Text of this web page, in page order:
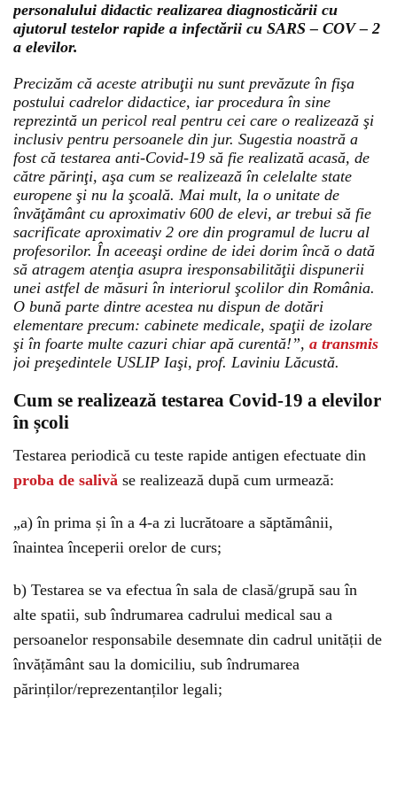
personalului didactic realizarea diagnosticării cu
ajutorul testelor rapide a infectării cu SARS – COV – 2
a elevilor.
Precizăm că aceste atribuţii nu sunt prevăzute în fişa
postului cadrelor didactice, iar procedura în sine
reprezintă un pericol real pentru cei care o realizează şi
inclusiv pentru persoanele din jur. Sugestia noastră a
fost că testarea anti-Covid-19 să fie realizată acasă, de
către părinţi, aşa cum se realizează în celelalte state
europene şi nu la şcoală. Mai mult, la o unitate de
învăţământ cu aproximativ 600 de elevi, ar trebui să fie
sacrificate aproximativ 2 ore din programul de lucru al
profesorilor. În aceeaşi ordine de idei dorim încă o dată
să atragem atenţia asupra iresponsabilităţii dispunerii
unei astfel de măsuri în interiorul şcolilor din România.
O bună parte dintre acestea nu dispun de dotări
elementare precum: cabinete medicale, spaţii de izolare
şi în foarte multe cazuri chiar apă curentă!”, a transmis
joi preşedintele USLIP Iaşi, prof. Laviniu Lăcustă.
Cum se realizează testarea Covid-19 a elevilor
în școli
Testarea periodică cu teste rapide antigen efectuate din
proba de salivă se realizează după cum urmează:
„a) în prima și în a 4-a zi lucrătoare a săptămânii,
înaintea începerii orelor de curs;
b) Testarea se va efectua în sala de clasă/grupă sau în
alte spatii, sub îndrumarea cadrului medical sau a
persoanelor responsabile desemnate din cadrul unității de
învățământ sau la domiciliu, sub îndrumarea
părinților/reprezentanților legali;